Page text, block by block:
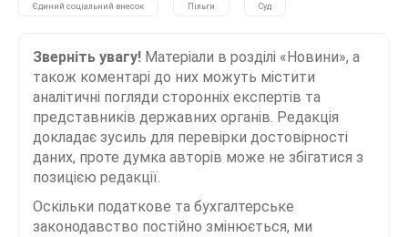
Єдиний соціальний внесок Пільги Суд
Зверніть увагу! Матеріали в розділі «Новини», а
також коментарі до них можуть містити
аналітичні погляди сторонніх експертів та
представників державних органів. Редакція
докладає зусиль для перевірки достовірності
даних, проте думка авторів може не збігатися з
позицією редакції.
Оскільки податкове та бухгалтерське
законодавство постійно змінюється, ми